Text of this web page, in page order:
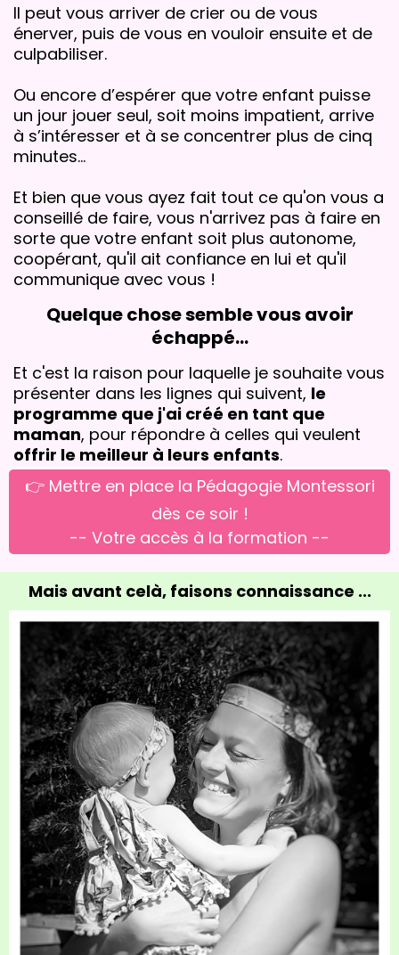
Il peut vous arriver de crier ou de vous
énerver, puis de vous en vouloir ensuite et de
culpabiliser.
Ou encore d’espérer que votre enfant puisse
un jour jouer seul, soit moins impatient, arrive
à s’intéresser et à se concentrer plus de cinq
minutes…
Et bien que vous ayez fait tout ce qu'on vous a
conseillé de faire, vous n'arrivez pas à faire en
sorte que votre enfant soit plus autonome,
coopérant, qu'il ait confiance en lui et qu'il
communique avec vous !
Quelque chose semble vous avoir
échappé...
Et c'est la raison pour laquelle je souhaite vous
présenter dans les lignes qui suivent, le
programme que j'ai créé en tant que
maman, pour répondre à celles qui veulent
offrir le meilleur à leurs enfants.
👉 Mettre en place la Pédagogie Montessori
dès ce soir !
-- Votre accès à la formation --
Mais avant celà, faisons connaissance ...